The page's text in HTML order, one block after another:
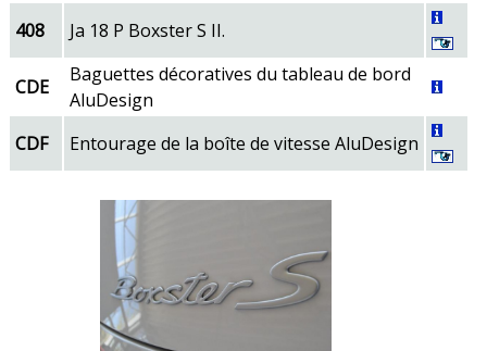
408 Ja 18 P Boxster S II.
CDE
Baguettes décoratives du tableau de bord
AluDesign
CDF
Entourage de la boîte de vitesse AluDesign